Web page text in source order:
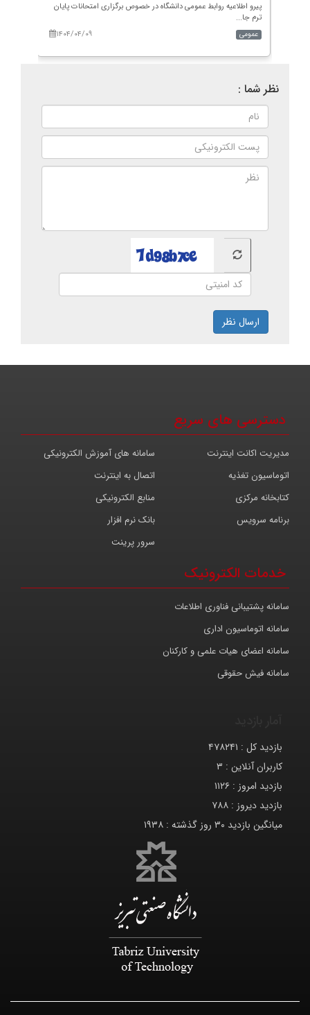
پیرو اطلاعیه روابط عمومی دانشگاه در خصوص برگزاری امتحانات پایان
ترم جا...
۱۴۰۴/۰۴/۰۹
عمومی
نظر شما :
ارسال نظر
دسترسی های سریع
سامانه های آموزش الکترونیکی
مدیریت اکانت اینترنت
اتصال به اینترنت
اتوماسیون تغذیه
منابع الکترونیکی
کتابخانه مرکزی
بانک نرم افزار
برنامه سرویس
سرور پرینت
خدمات الکترونیک
سامانه پشتیبانی فناوری اطلاعات
سامانه اتوماسیون اداری
سامانه اعضای هیات علمی و کارکنان
سامانه فیش حقوقی
بازدید کل : ۴۷۸۲۴۱
کاربران آنلاین : ۳
بازدید امروز : ۱۱۲۶
بازدید دیروز : ۷۸۸
میانگین بازدید ۳۰ روز گذشته :
۱۹۳۸